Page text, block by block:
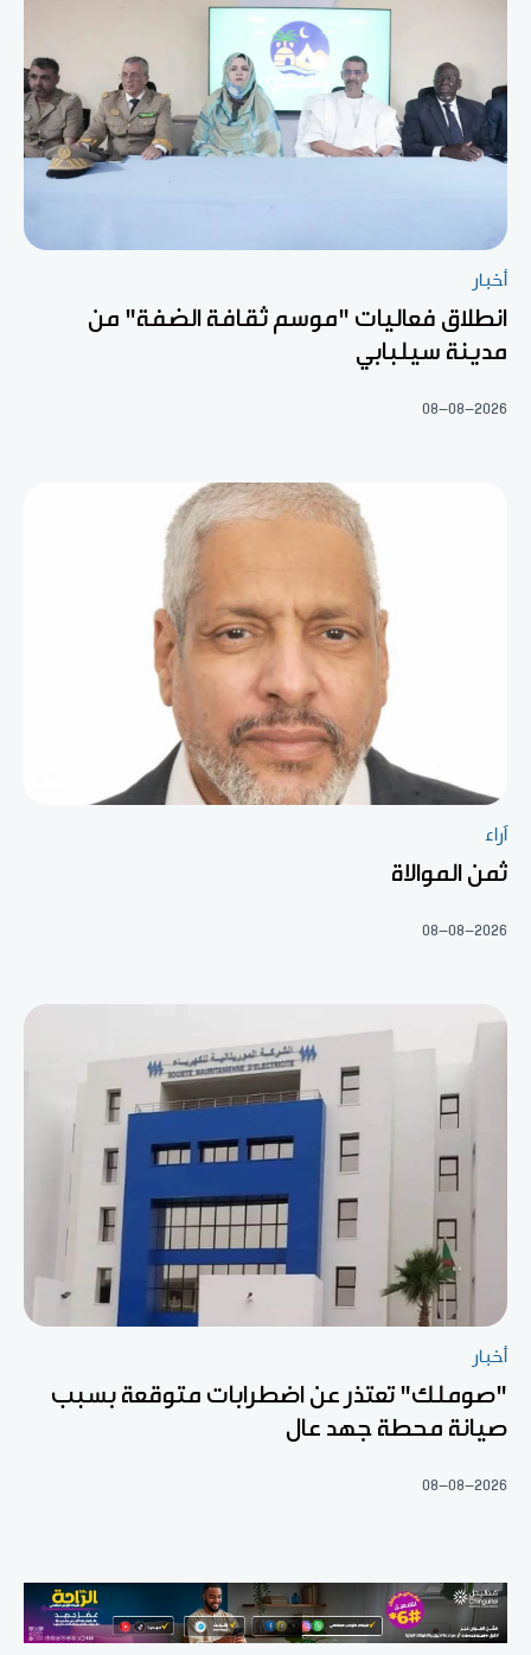
أخبار
انطلاق فعاليات "موسم ثقافة الضفة" من
مدينة سيلبابي
08-08-2026
آراء
ثمن الموالاة
08-08-2026
أخبار
"صوملك" تعتذر عن اضطرابات متوقعة بسبب
صيانة محطة جهد عال
08-08-2026